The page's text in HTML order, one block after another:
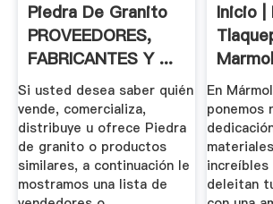
Piedra De Granito
PROVEEDORES,
FABRICANTES Y ...
Si usted desea saber quién
vende, comercializa,
distribuye u ofrece Piedra
de granito o productos
similares, a continuación le
mostramos una lista de
Inicio |
En
ponemos
increíbles
deleitan